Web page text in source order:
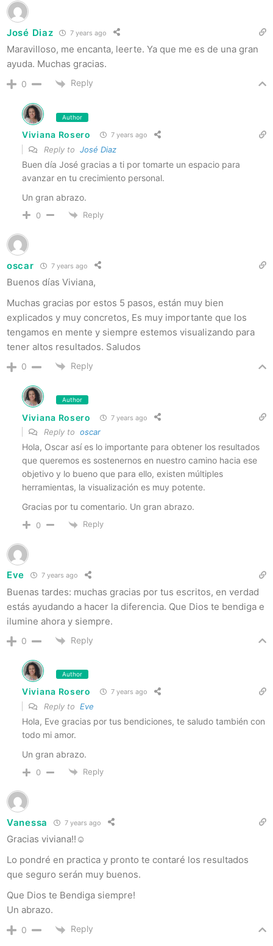
José Diaz 7 years ago
Maravilloso, me encanta, leerte. Ya que me es de una gran
ayuda. Muchas gracias.
0 Reply
Author
Viviana Rosero 7 years ago
Reply to José Diaz
Buen día José gracias a ti por tomarte un espacio para
avanzar en tu crecimiento personal.
Un gran abrazo.
0 Reply
oscar 7 years ago
Buenos días Viviana,
Muchas gracias por estos 5 pasos, están muy bien
explicados y muy concretos, Es muy importante que los
tengamos en mente y siempre estemos visualizando para
tener altos resultados. Saludos
0 Reply
Author
Viviana Rosero 7 years ago
Reply to oscar
Hola, Oscar así es lo importante para obtener los resultados
que queremos es sostenernos en nuestro camino hacia ese
objetivo y lo bueno que para ello, existen múltiples
herramientas, la visualización es muy potente.
Gracias por tu comentario. Un gran abrazo.
0 Reply
Eve 7 years ago
Buenas tardes: muchas gracias por tus escritos, en verdad
estás ayudando a hacer la diferencia. Que Dios te bendiga e
ilumine ahora y siempre.
0 Reply
Author
Viviana Rosero 7 years ago
Reply to Eve
Hola, Eve gracias por tus bendiciones, te saludo también con
todo mi amor.
Un gran abrazo.
0 Reply
Vanessa 7 years ago
Gracias viviana!!☺
Lo pondré en practica y pronto te contaré los resultados
que seguro serán muy buenos.
Que Dios te Bendiga siempre!
Un abrazo.
0 Reply